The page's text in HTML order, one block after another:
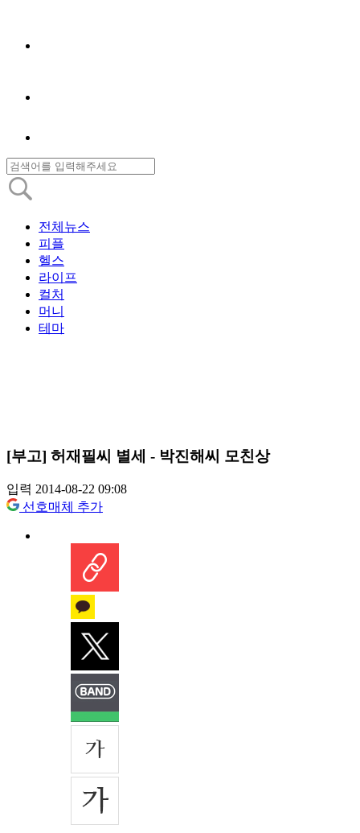
전체뉴스
피플
헬스
라이프
컬처
머니
테마
[부고] 허재필씨 별세 - 박진해씨 모친상
입력 2014-08-22 09:08
선호매체 추가